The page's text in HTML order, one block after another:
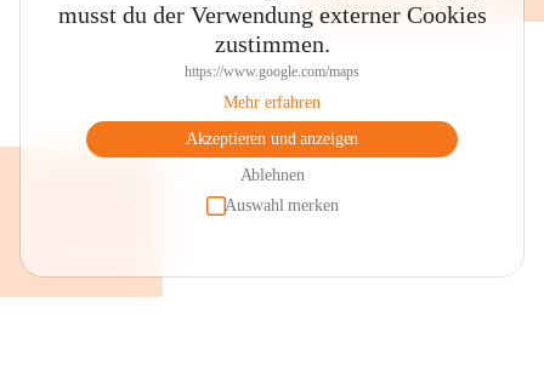
musst du der Verwendung externer Cookies
zustimmen.
https://www.google.com/maps
Mehr erfahren
Akzeptieren und anzeigen
Ablehnen
Auswahl merken